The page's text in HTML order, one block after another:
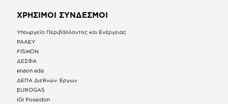
ΧΡΗΣΙΜΟΙ ΣΥΝΔΕΣΜΟΙ
Υπουργείο Περιβάλλοντος και Ενέργειας
ΡΑΑΕΥ
FISIKON
ΔΕΣΦΑ
enaon eda
ΔΕΠΑ Διεθνών Έργων
EUROGAS
IGI Poseidon